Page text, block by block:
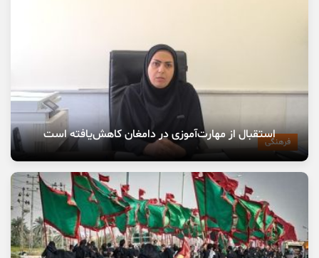
فرهنگیاستقبال از مهارت‌آموزی در دامغان کاهش‌یافته است